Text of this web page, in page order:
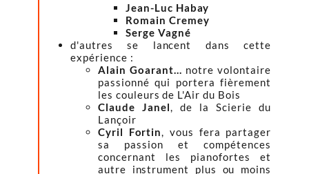
Jean-Luc Habay
Romain Cremey
Serge Vagné
d'autres se lancent dans cette
expérience :
Alain Goarant... notre volontaire
passionné qui portera fièrement
les couleurs de L'Air du Bois
Claude Janel, de la Scierie du
Lançoir
Cyril Fortin, vous fera partager
sa passion et compétences
concernant les pianofortes et
autre instrument plus ou moins